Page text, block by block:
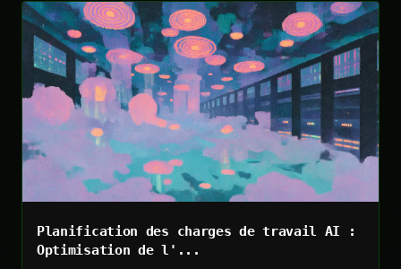
Planification des charges de travail AI :
Optimisation de l'...